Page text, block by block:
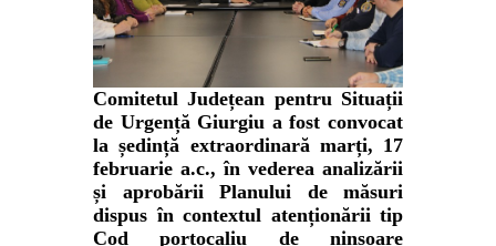
Comitetul Județean pentru Situații
de Urgență Giurgiu a fost convocat
la ședință extraordinară marți, 17
februarie a.c., în vederea analizării
și aprobării Planului de măsuri
dispus în contextul atenționării tip
Cod portocaliu de ninsoare